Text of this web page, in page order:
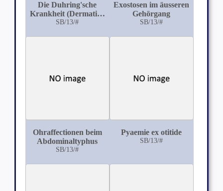
Die Duhring'sche
Krankheit (Dermatitis
herpetiformis)
SB/13/#
Exostosen im äusseren
Gehörgang
SB/13/#
Ohraffectionen beim
Abdominaltyphus
SB/13/#
Pyaemie ex otitide
SB/13/#